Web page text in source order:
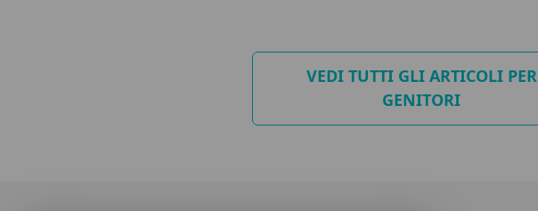
VEDI TUTTI GLI ARTICOLI PER
GENITORI